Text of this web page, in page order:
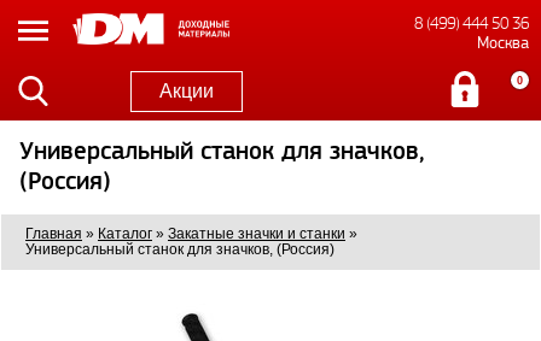
8 (499) 444 50 36
Москва
Акции 0
Универсальный станок для значков,
(Россия)
Главная » Каталог » Закатные значки и станки »
Универсальный станок для значков, (Россия)